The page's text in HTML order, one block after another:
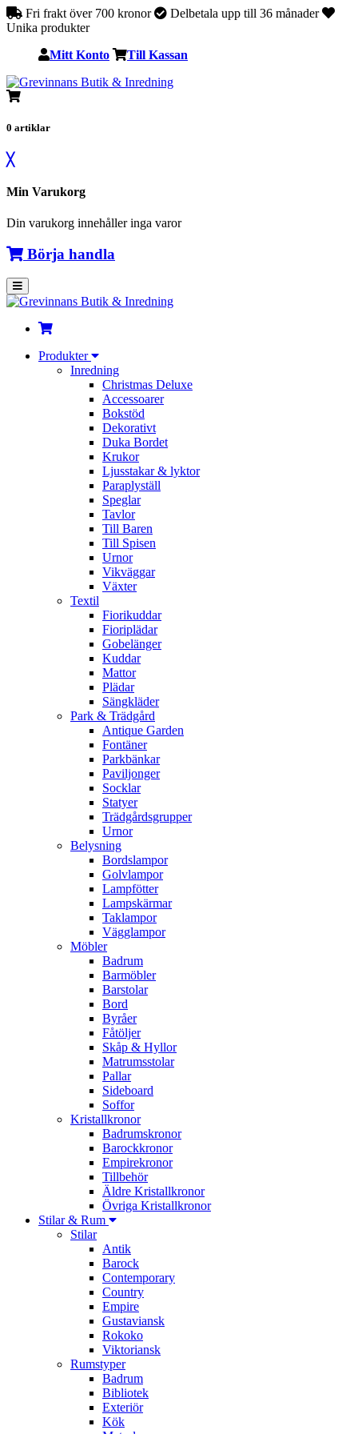
Fri frakt över 700 kronor
Delbetala upp till 36 månader
Unika produkter
Mitt Konto Till Kassan
0 artiklar
╳
Min Varukorg
Din varukorg innehåller inga varor
Börja handla
Produkter
Inredning
Christmas Deluxe
Accessoarer
Bokstöd
Dekorativt
Duka Bordet
Krukor
Ljusstakar & lyktor
Paraplyställ
Speglar
Tavlor
Till Baren
Till Spisen
Urnor
Vikväggar
Växter
Textil
Fiorikuddar
Fioriplädar
Gobelänger
Kuddar
Mattor
Plädar
Sängkläder
Park & Trädgård
Antique Garden
Fontäner
Parkbänkar
Paviljonger
Socklar
Statyer
Trädgårdsgrupper
Urnor
Belysning
Bordslampor
Golvlampor
Lampfötter
Lampskärmar
Taklampor
Vägglampor
Möbler
Badrum
Barmöbler
Barstolar
Bord
Byråer
Fåtöljer
Skåp & Hyllor
Matrumsstolar
Pallar
Sideboard
Soffor
Kristallkronor
Badrumskronor
Barockkronor
Empirekronor
Tillbehör
Äldre Kristallkronor
Övriga Kristallkronor
Stilar & Rum
Stilar
Antik
Barock
Contemporary
Country
Empire
Gustaviansk
Rokoko
Viktoriansk
Rumstyper
Badrum
Bibliotek
Exteriör
Kök